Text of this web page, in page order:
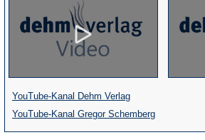
YouTube-Kanal Dehm Verlag(Öffnet
in
einem
YouTube-Kanal Gregor Schemberg(Öffnet
in